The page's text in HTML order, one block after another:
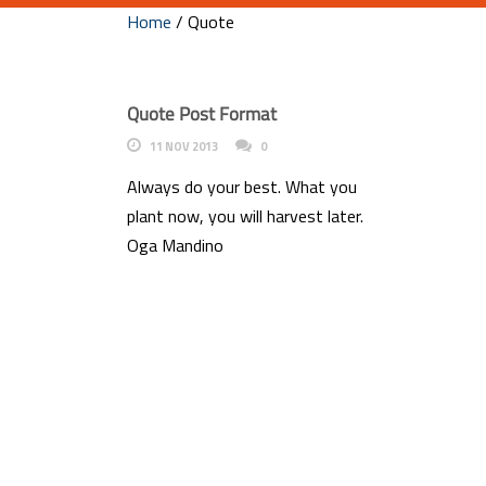
Home / Quote
Quote Post Format
11 NOV 2013 0
Always do your best. What you
plant now, you will harvest later.
Oga Mandino